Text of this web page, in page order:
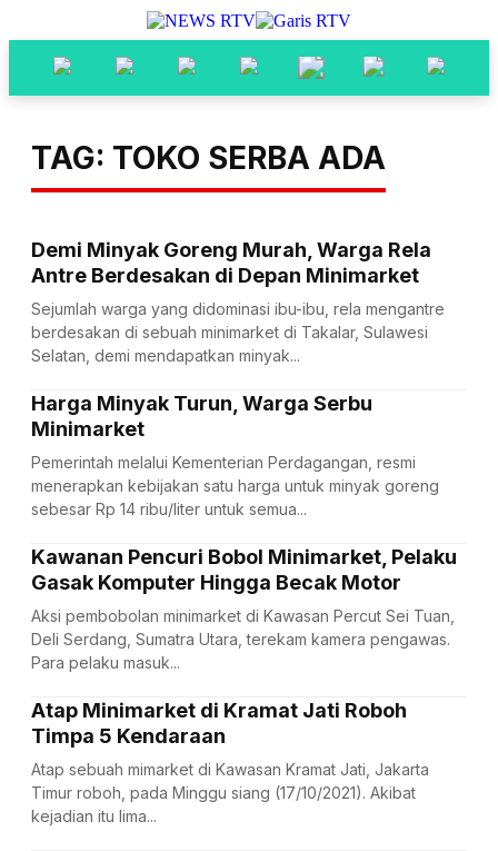
TAG: TOKO SERBA ADA
Demi Minyak Goreng Murah, Warga Rela
Antre Berdesakan di Depan Minimarket
Sejumlah warga yang didominasi ibu-ibu, rela mengantre
berdesakan di sebuah minimarket di Takalar, Sulawesi
Selatan, demi mendapatkan minyak...
Harga Minyak Turun, Warga Serbu
Minimarket
Pemerintah melalui Kementerian Perdagangan, resmi
menerapkan kebijakan satu harga untuk minyak goreng
sebesar Rp 14 ribu/liter untuk semua...
Kawanan Pencuri Bobol Minimarket, Pelaku
Gasak Komputer Hingga Becak Motor
Aksi pembobolan minimarket di Kawasan Percut Sei Tuan,
Deli Serdang, Sumatra Utara, terekam kamera pengawas.
Para pelaku masuk...
Atap Minimarket di Kramat Jati Roboh
Timpa 5 Kendaraan
Atap sebuah mimarket di Kawasan Kramat Jati, Jakarta
Timur roboh, pada Minggu siang (17/10/2021). Akibat
kejadian itu lima...